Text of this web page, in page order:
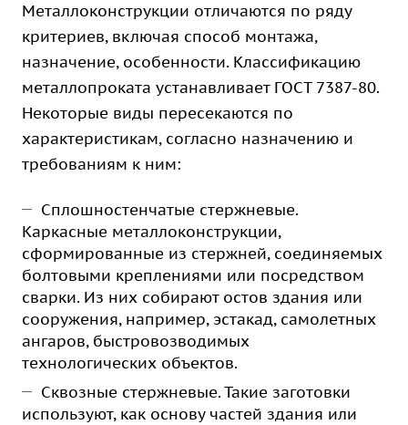
Металлоконструкции отличаются по ряду
критериев, включая способ монтажа,
назначение, особенности. Классификацию
металлопроката устанавливает ГОСТ 7387-80.
Некоторые виды пересекаются по
характеристикам, согласно назначению и
требованиям к ним:
Сплошностенчатые стержневые.
Каркасные металлоконструкции,
сформированные из стержней, соединяемых
болтовыми креплениями или посредством
сварки. Из них собирают остов здания или
сооружения, например, эстакад, самолетных
ангаров, быстровозводимых
технологических объектов.
Сквозные стержневые. Такие заготовки
используют, как основу частей здания или